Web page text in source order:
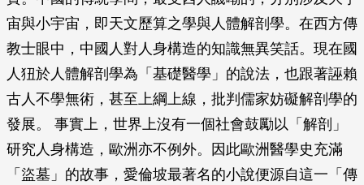
宙與小宇宙，即天文歷算之學與人體解剖學。在西方傳
教士眼中，中國人對人身構造的知識無異笑話。現在國
人狃於人體解剖學為「基礎醫學」的說法，也跟著誣賴
古人不學無術，甚至上綱上線，批判儒家妨礙解剖學的
發展。 事實上，世界上沒有一個社會鼓勵以「解剖」
研究人身構造，歐洲亦不例外。因此歐洲醫學史充滿
「盜墓」的故事，愛倫坡最著名的小說便源自這一「傳